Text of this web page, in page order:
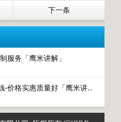
下一条
服务「鹰米讲解」
博物馆智能展示柜多少钱-价格实惠质量好「鹰米讲解」